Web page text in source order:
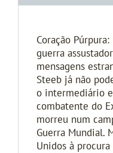
Coração
guerra
mensagens
Steeb já não
o intermediário
combatente do
morreu num
Guerra Mundial.
Unidos à